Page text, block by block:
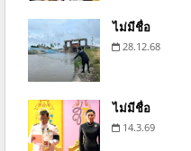
ไม่มีชื่อ
28.12.68
ไม่มีชื่อ
14.3.69